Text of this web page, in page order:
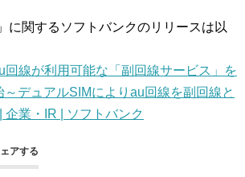
に関するソフトバンクのリリースは以
回線が利用可能な「副回線サービス」を
デュアルSIMによりau回線を副回線と
企業・IR | ソフトバンク
アする